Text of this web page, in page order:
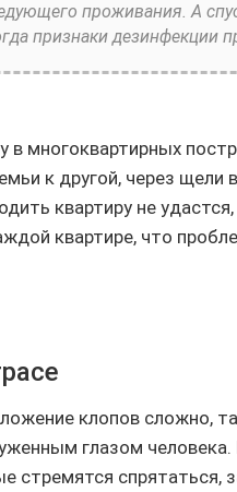
проживания. А
признаки дезинфекции
многоквартирных
к другой, через щели
квартиру не
квартире, что
клопов сложно,
глазом
стремятся спрятаться,